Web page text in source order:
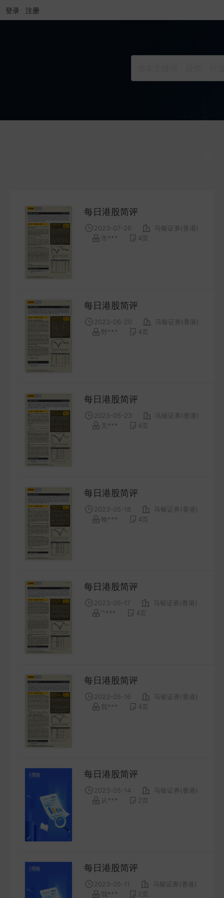
登录 注册
公司研究
COMPANY
宏观策略
STRATEGY
会议纪要
MINUTES
ANNUALS
招股书
PROSPECTUS
期货研究
FUTURES
金工量化
QUANT
每日港股简评
2023-07-26
马银证券(香港)
市***
4 页
每日港股简评
2023-06-20
马银证券(香港)
野***
4 页
每日港股简评
2023-05-23
马银证券(香港)
无***
4 页
每日港股简评
2023-05-18
马银证券(香港)
晚***
4 页
每日港股简评
2023-05-17
马银证券(香港)
℡***
4 页
每日港股简评
2023-05-16
马银证券(香港)
我***
4 页
每日港股简评
2023-05-14
马银证券(香港)
从***
2 页
每日港股简评
2023-05-11
马银证券(香港)
我***
2 页